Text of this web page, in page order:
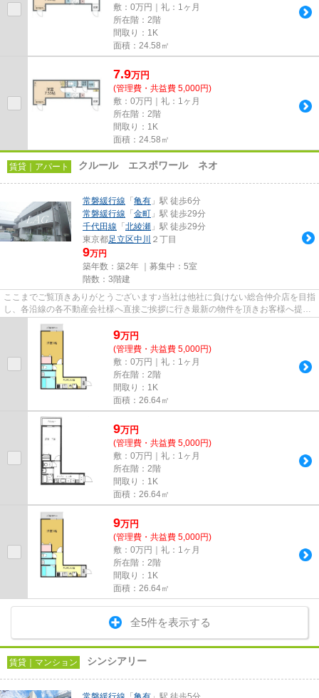
敷：0万円｜礼：1ヶ月
所在階：2階
間取り：1K
面積：24.58㎡
7.9万円
(管理費・共益費 5,000円)
敷：0万円｜礼：1ヶ月
所在階：2階
間取り：1K
面積：24.58㎡
賃貸｜アパート クルール エスポワール ネオ
常磐緩行線 「 亀有 」駅 徒歩6分
常磐緩行線 「 金町 」駅 徒歩29分
千代田線 「 北綾瀬 」駅 徒歩29分
東京都足立区中川 ２丁目
9万円
築年数：築2年 ｜募集中： 5室
階数：3階建
ここまでご覧頂きありがとうございます♪当社は他社に負けない総合仲介店を目指
し、各沿線の各不動産会社様へ直接ご挨拶に行き最新の物件を頂きお客様へ提供
9万円
(管理費・共益費 5,000円)
敷：0万円｜礼：1ヶ月
所在階：2階
間取り：1K
面積：26.64㎡
9万円
(管理費・共益費 5,000円)
敷：0万円｜礼：1ヶ月
所在階：2階
間取り：1K
面積：26.64㎡
9万円
(管理費・共益費 5,000円)
敷：0万円｜礼：1ヶ月
所在階：2階
間取り：1K
面積：26.64㎡
全5件を表示する
賃貸｜マンション シンシアリー